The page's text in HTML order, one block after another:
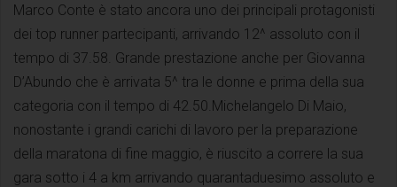
Marco Conte è stato ancora uno dei principali protagonisti
dei top runner partecipanti, arrivando 12^ assoluto con il
tempo di 37.58. Grande prestazione anche per Giovanna
D’Abundo che è arrivata 5^ tra le donne e prima della sua
categoria con il tempo di 42.50.Michelangelo Di Maio,
nonostante i grandi carichi di lavoro per la preparazione
della maratona di fine maggio, è riuscito a correre la sua
gara sotto i 4 a km arrivando quarantaduesimo assoluto e